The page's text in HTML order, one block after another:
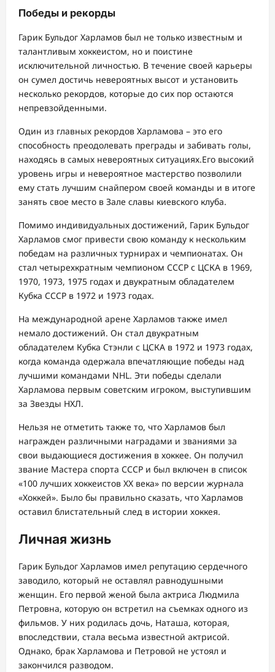
Победы и рекорды
Гарик Бульдог Харламов был не только известным и
талантливым хоккеистом, но и поистине
исключительной личностью. В течение своей карьеры
он сумел достичь невероятных высот и установить
несколько рекордов, которые до сих пор остаются
непревзойденными.
Один из главных рекордов Харламова – это его
способность преодолевать преграды и забивать голы,
находясь в самых невероятных ситуациях.Его высокий
уровень игры и невероятное мастерство позволили
ему стать лучшим снайпером своей команды и в итоге
занять свое место в Зале славы киевского клуба.
Помимо индивидуальных достижений, Гарик Бульдог
Харламов смог привести свою команду к нескольким
победам на различных турнирах и чемпионатах. Он
стал четырехкратным чемпионом СССР с ЦСКА в 1969,
1970, 1973, 1975 годах и двукратным обладателем
Кубка СССР в 1972 и 1973 годах.
На международной арене Харламов также имел
немало достижений. Он стал двукратным
обладателем Кубка Стэнли с ЦСКА в 1972 и 1973 годах,
когда команда одержала впечатляющие победы над
лучшими командами NHL. Эти победы сделали
Харламова первым советским игроком, выступившим
за Звезды НХЛ.
Нельзя не отметить также то, что Харламов был
награжден различными наградами и званиями за
свои выдающиеся достижения в хоккее. Он получил
звание Мастера спорта СССР и был включен в список
«100 лучших хоккеистов XX века» по версии журнала
«Хоккей». Было бы правильно сказать, что Харламов
оставил блистательный след в истории хоккея.
Личная жизнь
Гарик Бульдог Харламов имел репутацию сердечного
заводило, который не оставлял равнодушными
женщин. Его первой женой была актриса Людмила
Петровна, которую он встретил на съемках одного из
фильмов. У них родилась дочь, Наташа, которая,
впоследствии, стала весьма известной актрисой.
Однако, брак Харламова и Петровой не устоял и
закончился разводом.